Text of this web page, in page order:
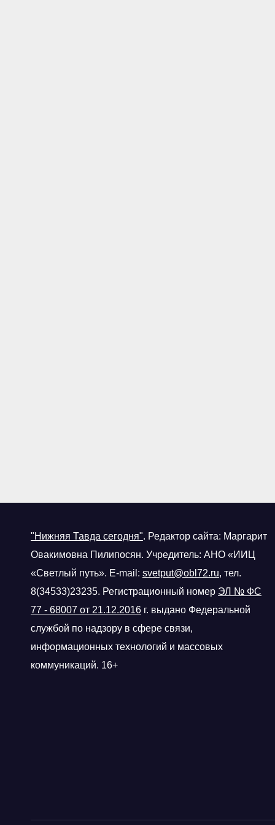
"Нижняя Тавда сегодня". Редактор сайта: Маргарит
Овакимовна Пилипосян. Учредитель: АНО «ИИЦ
«Светлый путь». E-mail: svetput@obl72.ru, тел.
8(34533)23235. Регистрационный номер ЭЛ № ФС
77 - 68007 от 21.12.2016 г. выдано Федеральной
службой по надзору в сфере связи,
информационных технологий и массовых
коммуникаций. 16+